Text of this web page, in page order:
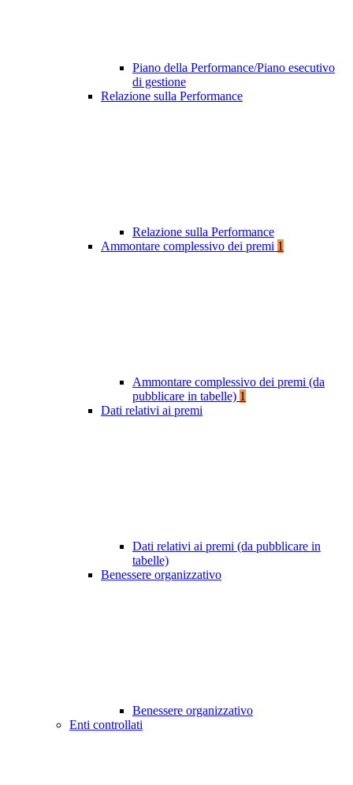
Piano della Performance/Piano esecutivo
di gestione
Relazione sulla Performance
Relazione sulla Performance
Ammontare complessivo dei premi 1
Ammontare complessivo dei premi (da
pubblicare in tabelle) 1
Dati relativi ai premi
Dati relativi ai premi (da pubblicare in
tabelle)
Benessere organizzativo
Benessere organizzativo
Enti controllati